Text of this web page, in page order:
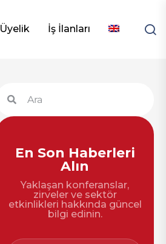
Üyelik İş İlanları
En Son Haberleri
Alın
Yaklaşan konferanslar,
zirveler ve sektör
etkinlikleri hakkında güncel
bilgi edinin.